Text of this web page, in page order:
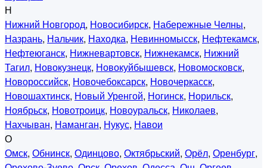
Н
Нижний Новгород, Новосибирск, Набережные Челны,
Назрань, Нальчик, Находка, Невинномысск, Нефтекамск,
Нефтеюганск, Нижневартовск, Нижнекамск, Нижний
Тагил, Новокузнецк, Новокуйбышевск, Новомосковск,
Новороссийск, Новочебоксарск, Новочеркасск,
Новошахтинск, Новый Уренгой, Ногинск, Норильск,
Ноябрьск, Новотроицк, Новоуральск, Николаев,
Нахчыван, Наманган, Нукус, Навои
О
Омск, Обнинск, Одинцово, Октябрьский, Орёл, Оренбург,